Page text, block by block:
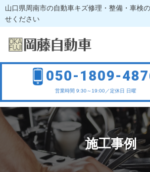
山口県周南市の自動車キズ修理・整備・車検
せください
050-1809-
営業時間 9:30～19:00／定休日 日曜
施工事例